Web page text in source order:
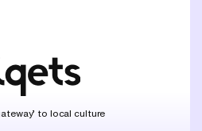
to local culture